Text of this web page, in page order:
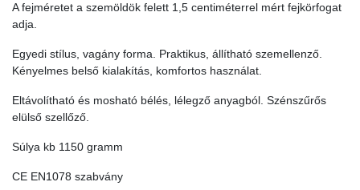
A fejméretet a szemöldök felett 1,5 centiméterrel mért fejkörfogat
adja.
Egyedi stílus, vagány forma. Praktikus, állítható szemellenző.
Kényelmes belső kialakítás, komfortos használat.
Eltávolítható és mosható bélés, lélegző anyagból. Szénszűrős
elülső szellőző.
Súlya kb 1150 gramm
CE EN1078 szabvány